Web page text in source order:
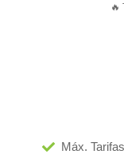
🔥
Máx.